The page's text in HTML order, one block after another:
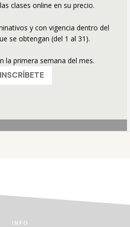
clases online en su precio.
y con vigencia dentro del
se obtengan (del 1 al 31).
la primera semana del mes.
INSCRÍBETE
INFO